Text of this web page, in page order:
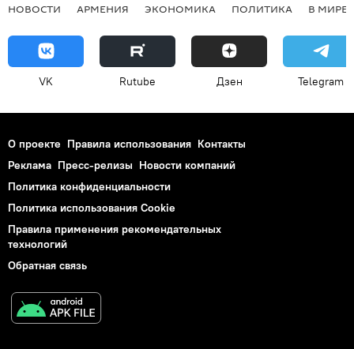
НОВОСТИ АРМЕНИЯ ЭКОНОМИКА ПОЛИТИКА В МИРЕ
VK Rutube Дзен Telegram
О проекте Правила использования Контакты
Реклама Пресс-релизы Новости компаний
Политика конфиденциальности
Политика использования Cookie
Правила применения рекомендательных
технологий
Обратная связь